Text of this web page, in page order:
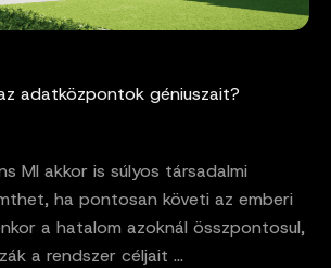
adatközpontok géniuszait?
MI akkor is súlyos társadalmi
ha pontosan követi az emberi
a hatalom azoknál összpontosul,
a rendszer céljait ...